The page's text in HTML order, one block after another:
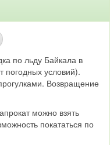
по льду Байкала в
погодных условий).
Возвращение
можно взять
покататься по